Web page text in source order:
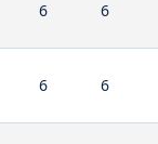
6 6
6 6